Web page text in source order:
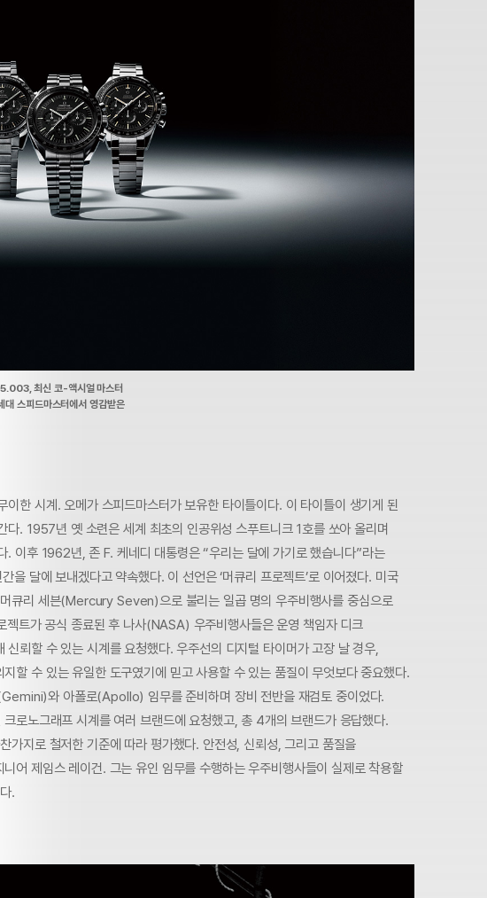
최신 코-액시얼 마스터
대 스피드마스터에서 영감받은
이한 시계. 오메가 스피드마스터가 보유한 타이틀이다. 이 타이틀이 생기게 된
다. 1957년 옛 소련은 세계 최초의 인공위성 스푸트니크 1호를 쏘아 올리며
. 이후 1962년, 존 F. 케네디 대통령은 “우리는 달에 가기로 했습니다”라는
을 달에 보내겠다고 약속했다. 이 선언은 ‘머큐리 프로젝트’로 이어졌다. 미국
큐리 세븐(Mercury Seven)으로 불리는 일곱 명의 우주비행사를 중심으로
트가 공식 종료된 후 나사(NASA) 우주비행사들은 운영 책임자 디크
신뢰할 수 있는 시계를 요청했다. 우주선의 디지털 타이머가 고장 날 경우,
할 수 있는 유일한 도구였기에 믿고 사용할 수 있는 품질이 무엇보다 중요했다.
와 아폴로(Apollo) 임무를 준비하며 장비 전반을 재검토 중이었다.
로노그래프 시계를 여러 브랜드에 요청했고, 총 4개의 브랜드가 응답했다.
가지로 철저한 기준에 따라 평가했다. 안전성, 신뢰성, 그리고 품질을
어 제임스 레이건. 그는 유인 임무를 수행하는 우주비행사들이 실제로 착용할
.